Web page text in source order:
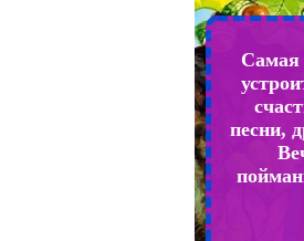
Самая
песни,